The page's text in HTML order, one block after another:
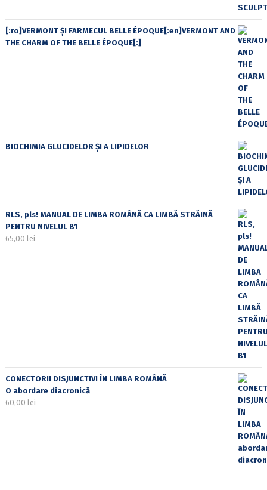
[:ro]VERMONT ȘI FARMECUL BELLE ÉPOQUE[:en]VERMONT AND
THE CHARM OF THE BELLE ÉPOQUE[:]
BIOCHIMIA GLUCIDELOR ȘI A LIPIDELOR
RLS, pls! MANUAL DE LIMBA ROMÂNĂ CA LIMBĂ STRĂINĂ
PENTRU NIVELUL B1
65,00 lei
CONECTORII DISJUNCTIVI ÎN LIMBA ROMÂNĂ
O abordare diacronică
60,00 lei